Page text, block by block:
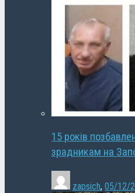
15 років
зрадникам на
zapsich, 05/12/